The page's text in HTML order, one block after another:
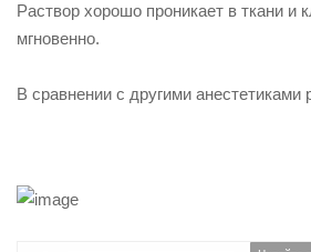
Раствор хорошо проникает в ткани и
мгновенно.
В сравнении с другими